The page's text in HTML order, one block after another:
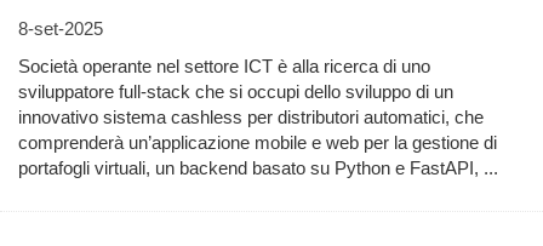
8-set-2025
Società operante nel settore ICT è alla ricerca di uno
sviluppatore full-stack che si occupi dello sviluppo di un
innovativo sistema cashless per distributori automatici, che
comprenderà un’applicazione mobile e web per la gestione di
portafogli virtuali, un backend basato su Python e FastAPI, ...